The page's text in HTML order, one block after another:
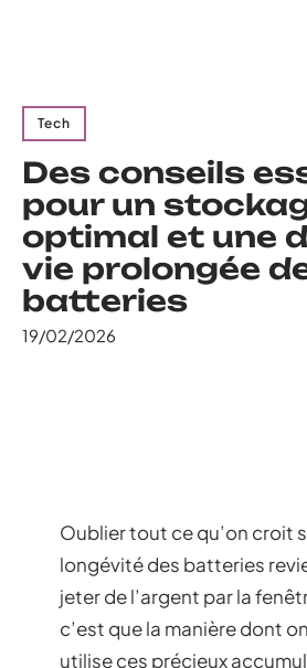
Tech
Des conseils
pour un
optimal et une
vie prolongée
batteries
19/02/2026
Oublier tout ce qu’on croit
longévité des batteries
jeter de l’argent par la
c’est que la manière dont
utilise ces précieux